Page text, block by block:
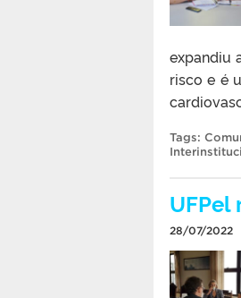
expandiu
risco e é
Tags:
UFPel
28/07/2022